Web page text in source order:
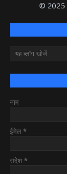
© 2025
नाम
ईमेल *
संदेश *